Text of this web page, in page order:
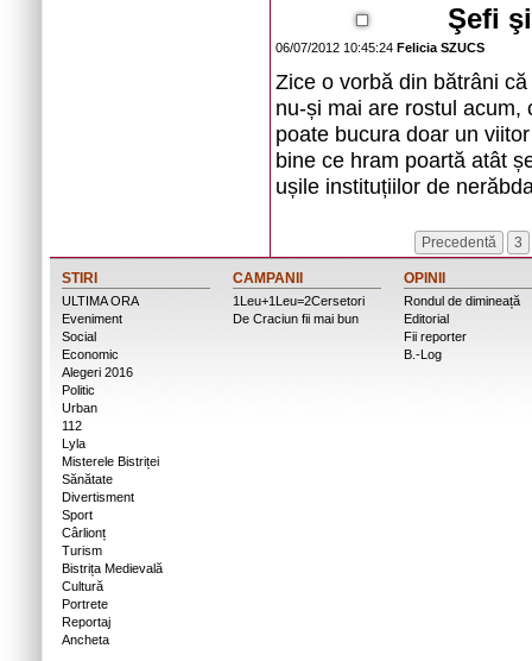
Şefi
06/07/2012 10:45:24 Felicia SZUCS
Zice o vorbă din bătrâni
nu-și mai are rostul acum,
poate bucura doar un
bine ce hram poartă atât
ușile instituțiilor de
Precedentă 3
STIRI
ULTIMA ORA
Eveniment
Social
Economic
Alegeri 2016
Politic
Urban
112
Lyla
Misterele Bistriței
Sănătate
Divertisment
Sport
Cârlionț
Turism
Bistrița Medievală
Cultură
Portrete
Reportaj
Ancheta
CAMPANII
1Leu+1Leu=2Cersetori
De Craciun fii mai bun
OPINII
Rondul de dimineață
Editorial
Fii reporter
B.-Log